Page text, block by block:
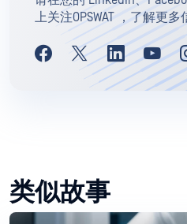
上关注OPSWAT ，了解更多
类似故事